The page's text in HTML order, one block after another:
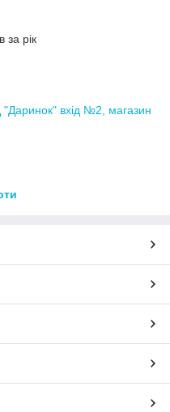
за рік
вхід №2, магазин